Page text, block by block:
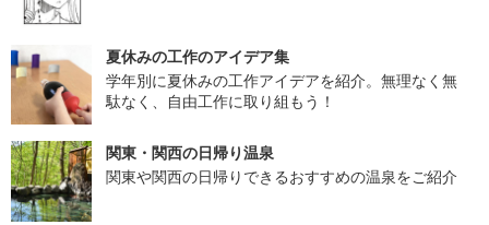
夏休みの工作のアイデア集
学年別に夏休みの工作アイデアを紹介。無理なく無
駄なく、自由工作に取り組もう！
関東・関西の日帰り温泉
関東や関西の日帰りできるおすすめの温泉をご紹介